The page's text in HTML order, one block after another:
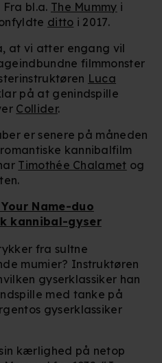
Fra bl.a. The Mummy i
ditto i 2017.
at vi atter engang vil
filmmonster
Luca
på at genindspille
Collider.
er senere på måneden
kannibalfilm
Timothée Chalamet og
Name-duo
kannibal-gyser
fra sultne
mumier? Instruktøren
gyserklassiker han
med tanke på
gyserklassiker
kærlighed på netop